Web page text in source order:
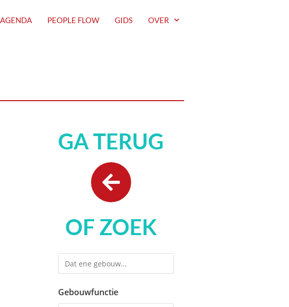
AGENDA PEOPLE FLOW GIDS OVER
GA TERUG
OF ZOEK
Gebouwfunctie